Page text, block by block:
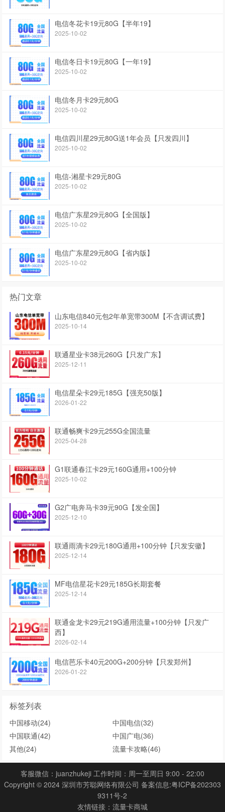
电信冬花卡19元80G【半年19】
2025-10-02
电信冬日卡19元80G【一年19】
2025-10-02
电信冬月卡29元80G
2025-10-02
电信四川星29元80G送1年会员【只发四川】
2025-10-02
电信-湘星卡29元80G
2025-10-02
电信广东星29元80G【全国版】
2025-10-02
电信广东星29元80G【省内版】
2025-10-02
热门文章
山东电信840元包2年单宽带300M【不含调试费】
2025-10-14
联通星业卡38元260G【只发广东】
2025-12-11
电信星朵卡29元185G【强充50版】
2026-01-22
联通畅爽卡29元255G全国流量
2025-04-28
G1联通春江卡29元160G通用+100分钟
2025-10-02
G2广电奔马卡39元90G【发全国】
2025-12-10
联通雨滴卡29元180G通用+100分钟【只发安徽】
2025-12-14
MF电信星花卡29元185G长期套餐
2025-12-14
联通金龙卡29元219G通用流量+100分钟【只发广
西】
2026-02-14
电信芭乐卡40元200G+200分钟【只发郑州】
2026-01-22
标签列表
中国移动(24) 中国电信(32)
中国联通(42) 中国广电(36)
其他(24) 流量卡攻略(46)
客服微信：juanzhukeji 工作时间：周一至周日 9:00 - 22:00
Copyright © 2024 深圳市芳聪网络有限公司 备案信息:粤ICP备202303
9311号-2
友情链接： 流量卡商城